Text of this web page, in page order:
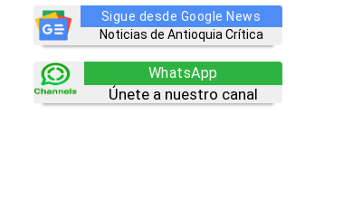
Sigue desde Google News
Noticias de Antioquia Crítica
WhatsApp
Únete a nuestro canal